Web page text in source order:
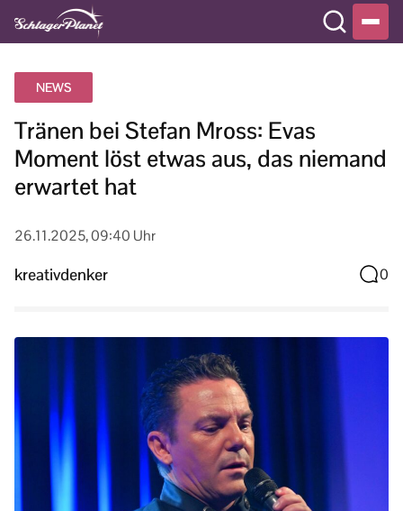
NEWS
Tränen bei Stefan Mross: Evas
Moment löst etwas aus, das niemand
erwartet hat
26.11.2025, 09:40 Uhr
kreativdenker 0